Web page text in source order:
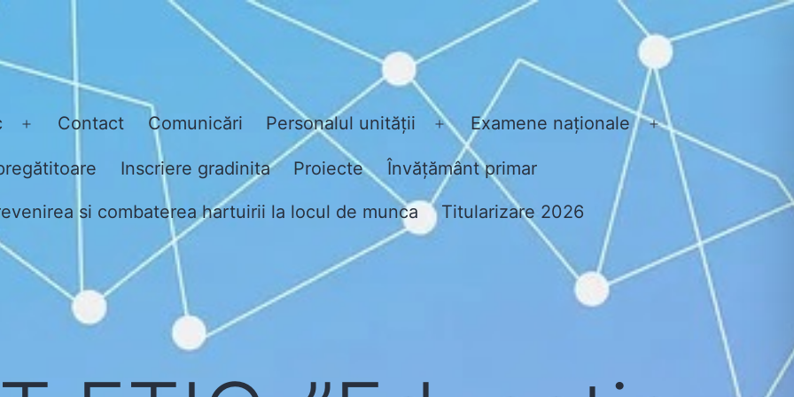
Open
menu
Contact Comunicări Personalul unității
Open
menu
Examene naționale
Open
menu
Inscriere gradinita Proiecte Învățământ primar
si combaterea hartuirii la locul de munca Titularizare 2026